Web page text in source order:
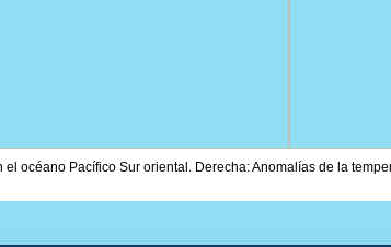
el océano Pacífico Sur oriental. Derecha: Anomalías de la